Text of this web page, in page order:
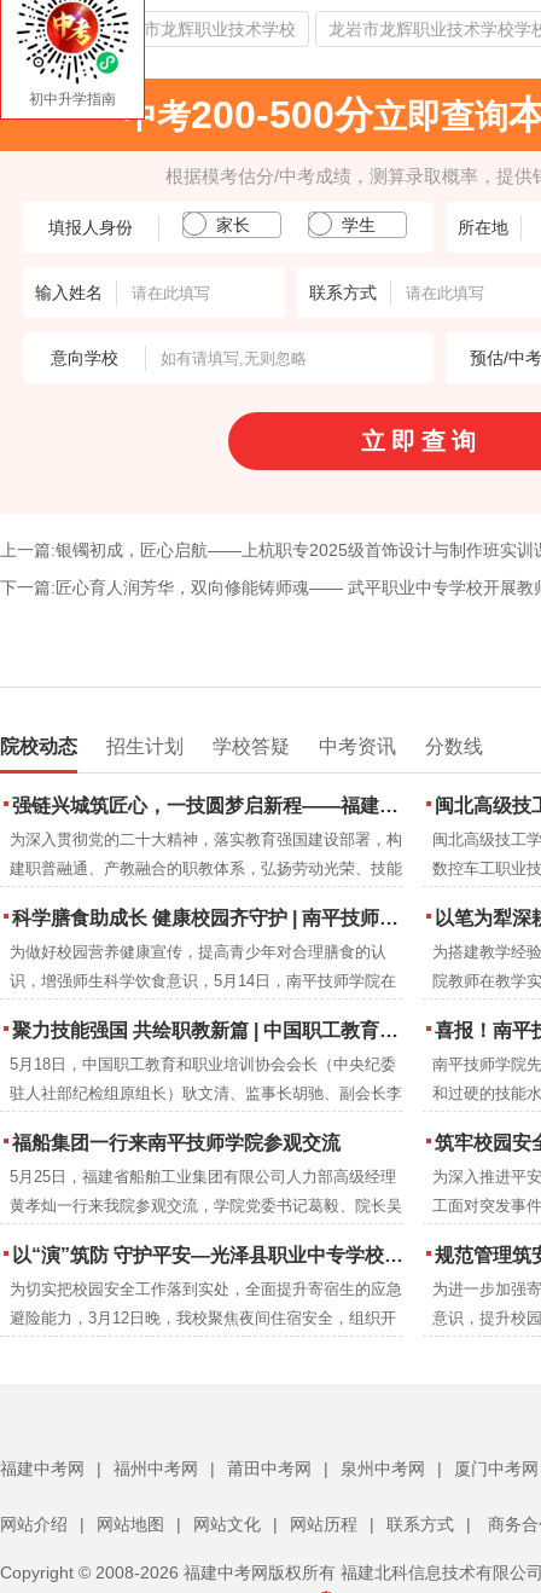
热门搜索： 龙岩市龙辉职业技术学校 龙岩市龙辉职业技术学校学
中考200-500分立即查询
根据模考估分/中考成绩，测算录取概率，提供
填报人身份 家长 学生 所在地
输入姓名 联系方式
意向学校 预估/中
上一篇:银镯初成，匠心启航——上杭职专2025级首饰设计与制作班实训
下一篇:匠心育人润芳华，双向修能铸师魂—— 武平职业中专学校开展教
院校动态 招生计划 学校答疑 中考资讯 分数线
强链兴城筑匠心，一技圆梦启新程——福建建筑学校2026年职业教育活动周圆满落幕
为深入贯彻党的二十大精神，落实教育强国建设部署，构
建职普融通、产教融合的职教体系，弘扬劳动光荣、技能
活动周“一技在手，一生无忧”主题与福建省“强链·兴城·圆
梦”分主题，福建建筑学校举办职业教育活动周系列特色
活动。
闽北高级技
闽北高级技工
数控车工职业
科学膳食助成长 健康校园齐守护 | 南平技师学院成功举办食品营养周知识讲座
为做好校园营养健康宣传，提高青少年对合理膳食的认
识，增强师生科学饮食意识，5月14日，南平技师学院在
会会长、注册营养师刘彦雯担任主讲人。
以笔为犁深耕教改沃土 匠
为搭建教学经
院教师在教学
学院教研室组
编工作。历时
成册推广交流。
聚力技能强国 共绘职教新篇 | 中国职工教育和职业培训协会莅临南平技师学院调研指导
5月18日，中国职工教育和职业培训协会会长（中央纪委
驻人社部纪检组原组长）耿文清、监事长胡驰、副会长李
学院调研指导。南平市人民政府党组成员、副市长杨新
强，市人力资源和社会保障局党组成员、副局长吴邦建，
学院党委书记葛毅，院长吴瑞通等领导陪同考察。
喜报！南平技师
南平技师学院
和过硬的技能
福船集团一行来南平技师学院参观交流
5月25日，福建省船舶工业集团有限公司人力部高级经理
黄孝灿一行来我院参观交流，学院党委书记葛毅、院长吴
筑牢校园安全防线 提升教职工
为深入推进平
工面对突发事
高的应急救护
后勤安保等关
训。
以“演”筑防 守护平安—光泽县职业中专学校扎实开展夜间消防逃生演练
为切实把校园安全工作落到实处，全面提升寄宿生的应急
避险能力，3月12日晚，我校聚焦夜间住宿安全，组织开
规范管理筑安全 凝
为进一步加强
意识，提升校
福建中考网 | 福州中考网 | 莆田中考网 | 泉州中考网 | 厦门中考网
网站介绍 | 网站地图 | 网站文化 | 网站历程 | 联系方式 | 商务
Copyright © 2008-2026 福建中考网版权所有 福建北科信息技术有限公
初中升学指南